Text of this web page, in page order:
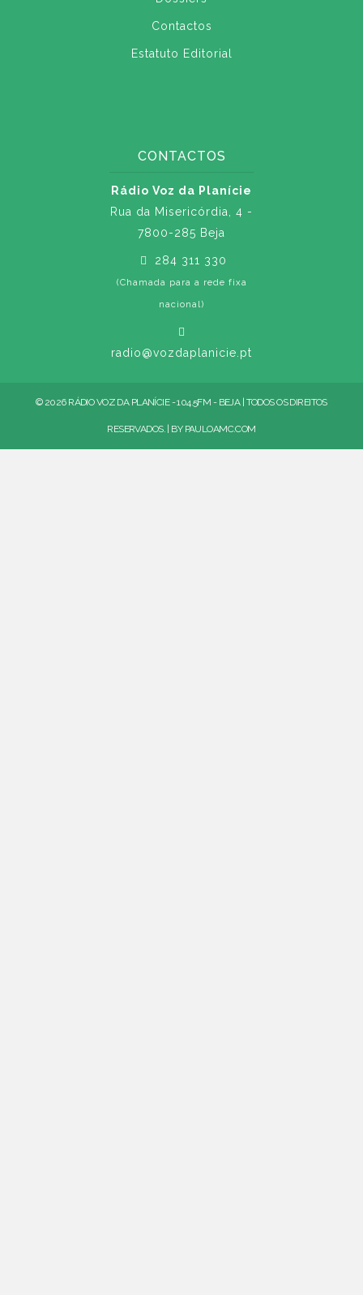
Contactos
Estatuto Editorial
CONTACTOS
Rádio Voz da Planície
Rua da Misericórdia, 4 -
7800-285 Beja
284 311 330
(Chamada para a rede fixa
nacional)
radio@vozdaplanicie.pt
© 2026 RÁDIO VOZ DA PLANÍCIE - 104.5FM - BEJA | TODOS OS DIREITOS
RESERVADOS. | BY PAULOAMC.COM